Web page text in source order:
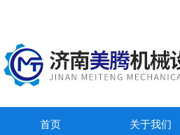
首页 关于我们